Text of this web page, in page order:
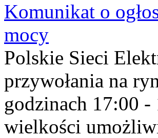
Komunikat o
mocy
Polskie Sieci
przywołania na
godzinach 17:00
wielkości